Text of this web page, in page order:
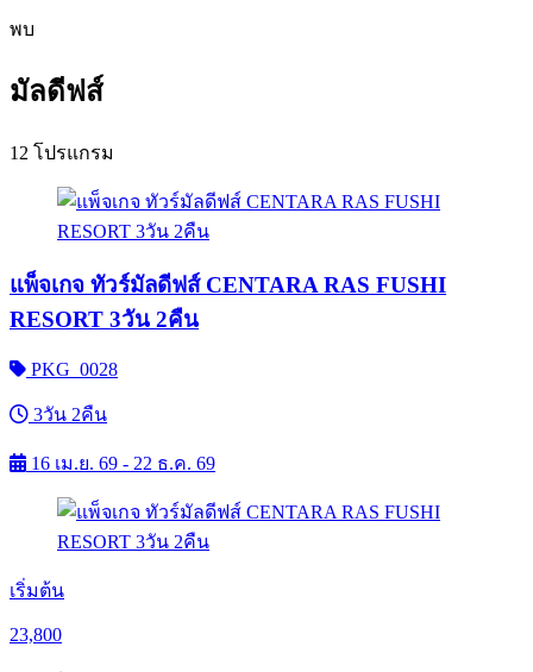
พบ
มัลดีฟส์
12 โปรแกรม
แพ็จเกจ ทัวร์มัลดีฟส์ CENTARA RAS FUSHI
RESORT 3วัน 2คืน
PKG_0028
3วัน 2คืน
16 เม.ย. 69 - 22 ธ.ค. 69
เริ่มต้น
23,800